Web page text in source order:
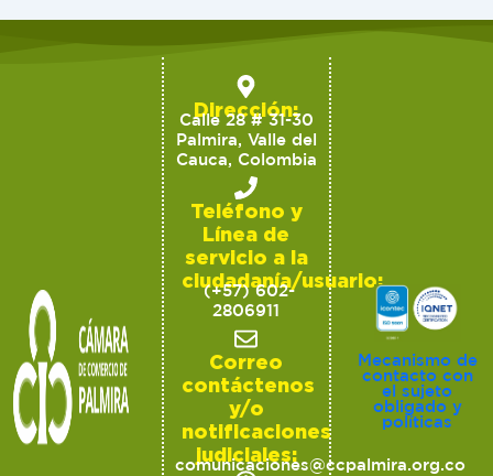
Dirección:
Calle 28 # 31-30
Palmira, Valle del
Cauca, Colombia
Teléfono y
Línea de
servicio a la
ciudadanía/usuario:
(+57) 602-
2806911
Correo
contáctenos
y/o
notificaciones
judiciales:
comunicaciones@ccpalmira.org.co
Mecanismo de
contacto con
el sujeto
obligado y
políticas